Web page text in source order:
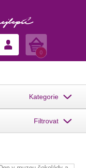
Košík
0
Kategorie
Filtrovat